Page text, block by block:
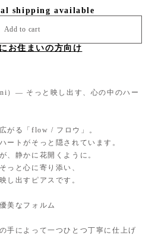
shipping available
Add to cart
お住まいの方向け
）— そっと映し出す、心の中のハー
がる「flow / フロウ」。
ートがそっと隠されています。
、静かに花開くように。
っと心に寄り添い、
し出すピアスです。
美なフォルム
手によって一つひとつ丁寧に仕上げ